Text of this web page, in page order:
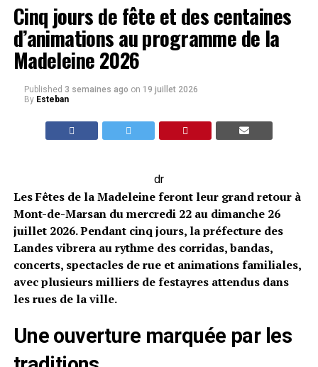
Cinq jours de fête et des centaines
d’animations au programme de la
Madeleine 2026
Published 3 semaines ago on 19 juillet 2026
By Esteban
dr
Les Fêtes de la Madeleine feront leur grand retour à
Mont-de-Marsan du mercredi 22 au dimanche 26
juillet 2026. Pendant cinq jours, la préfecture des
Landes vibrera au rythme des corridas, bandas,
concerts, spectacles de rue et animations familiales,
avec plusieurs milliers de festayres attendus dans
les rues de la ville.
Une ouverture marquée par les